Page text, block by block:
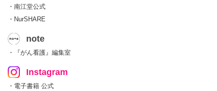
・南江堂公式
・NurSHARE
note
・『がん看護』編集室
Instagram
・電子書籍 公式